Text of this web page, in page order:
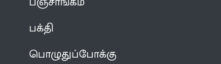
பக்தி
பொழுதுப்போக்கு